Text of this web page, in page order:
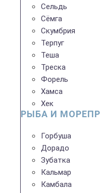
Сельдь
Сёмга
Скумбрия
Терпуг
Теша
Треска
Форель
Хамса
Хек
РЫБА И
Горбуша
Дорадо
Зубатка
Кальмар
Камбала